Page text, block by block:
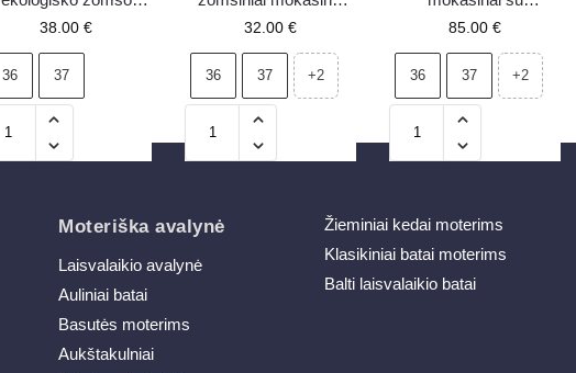
mokasinai Amrutia
38.00€
36 37
Blue Corinell
32.00€
36 37 +2
puošmena D&A MR52-
85.00€
36 37 +2
Moteriška avalynė
Laisvalaikio avalynė
Auliniai batai
Basutės moterims
Aukštakulniai
Žieminiai kedai moterims
Klasikiniai batai moterims
Balti laisvalaikio batai